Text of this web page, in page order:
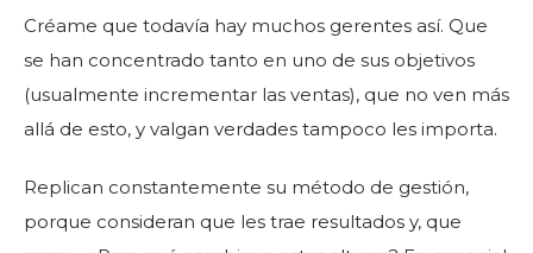
Créame que todavía hay muchos gerentes así. Que
se han concentrado tanto en uno de sus objetivos
(usualmente incrementar las ventas), que no ven más
allá de esto, y valgan verdades tampoco les importa.
Replican constantemente su método de gestión,
porque consideran que les trae resultados y, que